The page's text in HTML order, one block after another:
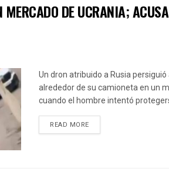
MERCADO DE UCRANIA;
Un dron atribuido a Rusia
alrededor de su camioneta en un
cuando el hombre intentó
READ MORE